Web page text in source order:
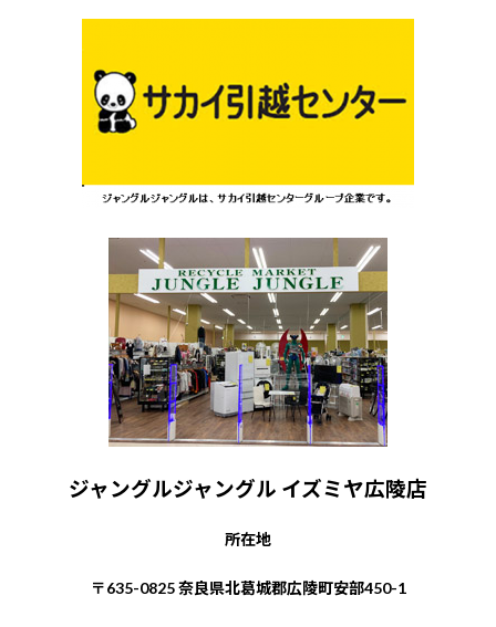
ジャングルジャングル イズミヤ広陵店
所在地
〒635-0825 奈良県北葛城郡広陵町安部450-1